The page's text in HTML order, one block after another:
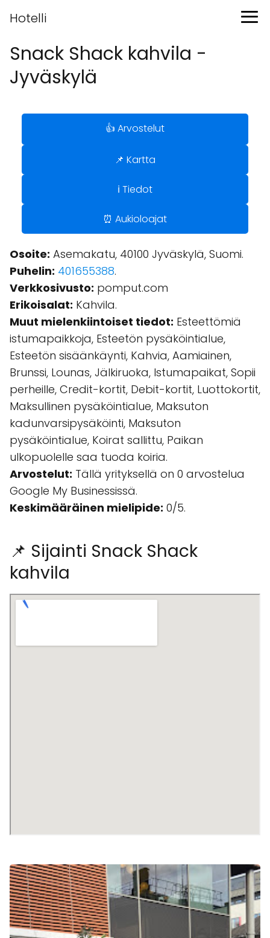
Hotelli
Snack Shack kahvila -
Jyväskylä
👍 Arvostelut
📌 Kartta
ℹ️ Tiedot
⏰ Aukioloajat
Osoite: Asemakatu, 40100 Jyväskylä, Suomi.
Puhelin: 401655388.
Verkkosivusto: pomput.com
Erikoisalat: Kahvila.
Muut mielenkiintoiset tiedot: Esteettömiä
istumapaikkoja, Esteetön pysäköintialue,
Esteetön sisäänkäynti, Kahvia, Aamiainen,
Brunssi, Lounas, Jälkiruoka, Istumapaikat, Sopii
perheille, Credit-kortit, Debit-kortit, Luottokortit,
Maksullinen pysäköintialue, Maksuton
kadunvarsipysäköinti, Maksuton
pysäköintialue, Koirat sallittu, Paikan
ulkopuolelle saa tuoda koiria.
Arvostelut: Tällä yrityksellä on 0 arvostelua
Google My Businessissä.
Keskimääräinen mielipide: 0/5.
📌 Sijainti Snack Shack
kahvila